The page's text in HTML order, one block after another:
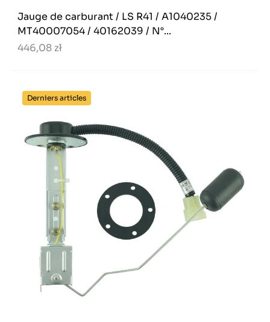
Jauge de carburant / LS R41 / A1040235 /
MT40007054 / 40162039 / N°...
446,08 zł
Derniers articles